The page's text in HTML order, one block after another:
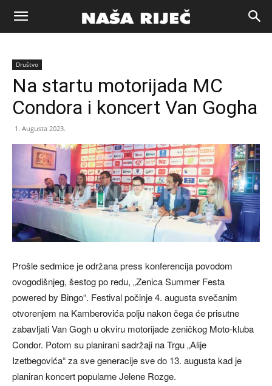
Naša
riječ
Društvo
Na startu motorijada MC
Condora i koncert Van Gogha
1. Augusta 2023.
Prošle sedmice je održana press konferencija povodom
ovogodišnjeg, šestog po redu, „Zenica Summer Festa
powered by Bingo“. Festival počinje 4. augusta svečanim
otvorenjem na Kamberovića polju nakon čega će prisutne
zabavljati Van Gogh u okviru motorijade zeničkog Moto-kluba
Condor. Potom su planirani sadržaji na Trgu „Alije
Izetbegovića“ za sve generacije sve do 13. augusta kad je
planiran koncert popularne Jelene Rozge.